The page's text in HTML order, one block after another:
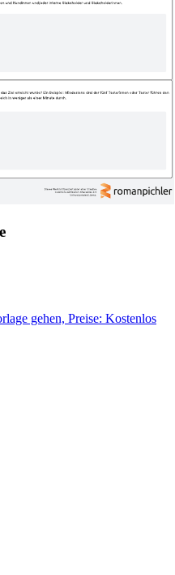
gehen, Preise: Kostenlos